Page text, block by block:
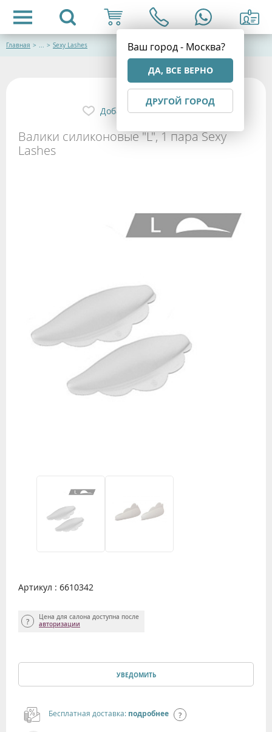
Ваш город - Москва?
ДА, ВСЕ ВЕРНО
ДРУГОЙ ГОРОД
Главная > ... > Sexy Lashes
Валики силиконовые "L", 1 пара Sexy
Lashes
Добавить в избранное
Артикул : 6610342
Цена для салона доступна после
авторизации
УВЕДОМИТЬ
Бесплатная доставка: подробнее